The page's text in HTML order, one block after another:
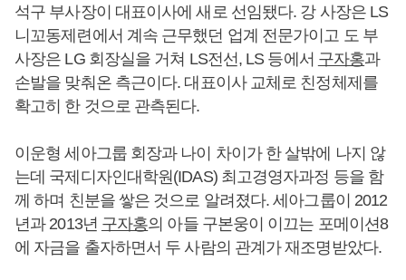
석구 부사장이 대표이사에 새로 선임됐다. 강 사장은 LS
니꼬동제련에서 계속 근무했던 업계 전문가이고 도 부
사장은 LG 회장실을 거쳐 LS전선, LS 등에서 구자홍과
손발을 맞춰온 측근이다. 대표이사 교체로 친정체제를
확고히 한 것으로 관측된다.
이운형 세아그룹 회장과 나이 차이가 한 살밖에 나지 않
는데 국제디자인대학원(IDAS) 최고경영자과정 등을 함
께 하며 친분을 쌓은 것으로 알려졌다. 세아그룹이 2012
년과 2013년 구자홍의 아들 구본웅이 이끄는 포메이션8
에 자금을 출자하면서 두 사람의 관계가 재조명받았다.